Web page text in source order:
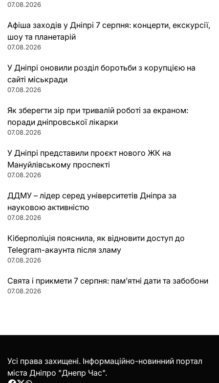
07.08.2026
Афіша заходів у Дніпрі 7 серпня: концерти, екскурсії,
шоу та планетарій
07.08.2026
У Дніпрі оновили розділ боротьби з корупцією на
сайті міськради
07.08.2026
Як зберегти зір при тривалій роботі за екраном:
поради дніпровської лікарки
07.08.2026
У Дніпрі представили проєкт нового ЖК на
Мануйлівському проспекті
07.08.2026
ДДМУ – лідер серед університетів Дніпра за
науковою активністю
07.08.2026
Кіберполіція пояснила, як відновити доступ до
Telegram-акаунта після зламу
07.08.2026
Свята і прикмети 7 серпня: пам’ятні дати та забобони
07.08.2026
Усі права захищені. Інформаційно-новинний портал
міста Дніпро "Днепр Час".